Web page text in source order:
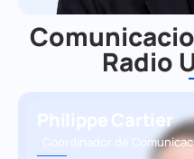
Radio
Philippe Cartier
Coordinador de